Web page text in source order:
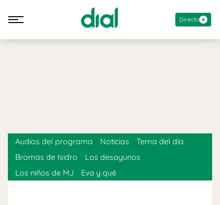
Directo
Audios del programa Noticias
Tema del día
Bromas de Isidro
Los desayunos
Los niños de MJ
Eva y qué